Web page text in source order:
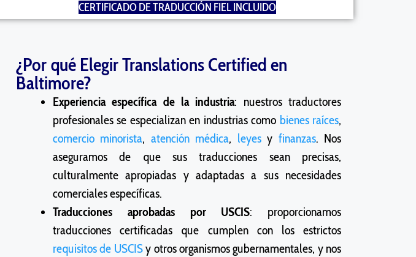
CERTIFICADO DE TRADUCCIÓN FIEL INCLUIDO
¿Por qué Elegir Translations Certified en
Baltimore?
Experiencia específica de la industria: nuestros traductores
profesionales se especializan en industrias como bienes raíces,
comercio minorista, atención médica, leyesy finanzas. Nos
aseguramos de que sus traducciones sean precisas,
culturalmente apropiadas y adaptadas a sus necesidades
comerciales específicas.
Traducciones aprobadas por USCIS: proporcionamos
traducciones certificadas que cumplen con los estrictos
requisitos de USCISy otros organismos gubernamentales, y nos